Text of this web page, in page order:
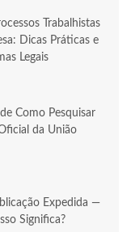
Trabalhistas
Dicas Práticas e
Legais
Como Pesquisar
da União
Expedida —
Significa?